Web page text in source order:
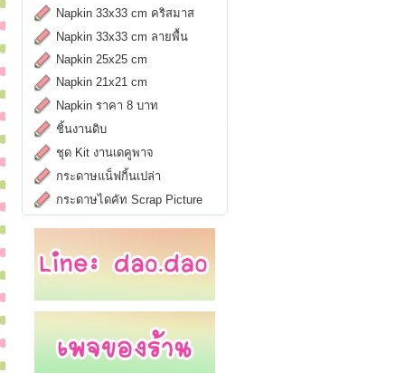
Napkin 33x33 cm คริสมาส
Napkin 33x33 cm ลายพื้น
Napkin 25x25 cm
Napkin 21x21 cm
Napkin ราคา 8 บาท
ชิ้นงานดิบ
ชุด Kit งานเดคูพาจ
กระดาษแน็ฟกิ้นเปล่า
กระดาษไดคัท Scrap Picture